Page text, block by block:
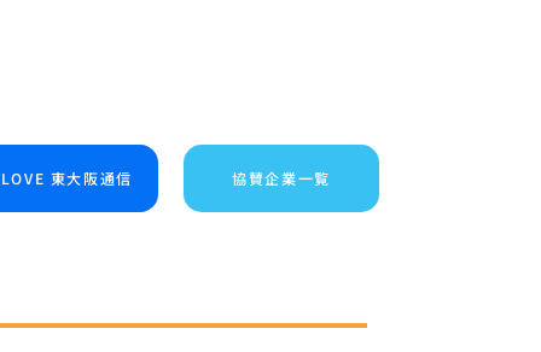
東大阪通信 協賛企業一覧